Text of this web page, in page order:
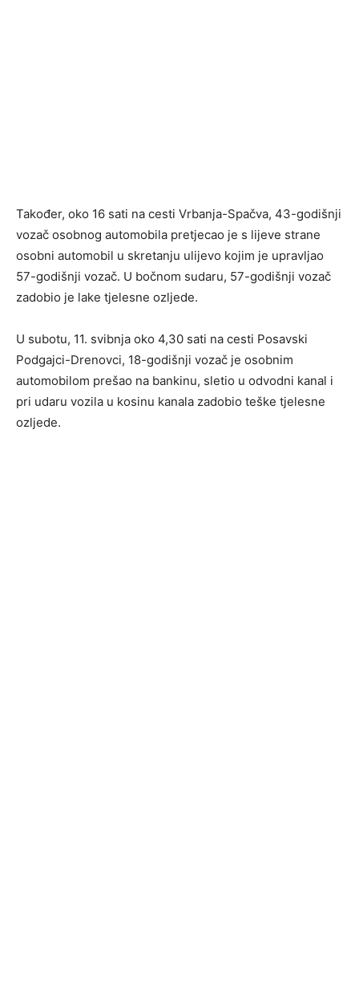
Također, oko 16 sati na cesti Vrbanja-Spačva, 43-godišnji
vozač osobnog automobila pretjecao je s lijeve strane
osobni automobil u skretanju ulijevo kojim je upravljao
57-godišnji vozač. U bočnom sudaru, 57-godišnji vozač
zadobio je lake tjelesne ozljede.
U subotu, 11. svibnja oko 4,30 sati na cesti Posavski
Podgajci-Drenovci, 18-godišnji vozač je osobnim
automobilom prešao na bankinu, sletio u odvodni kanal i
pri udaru vozila u kosinu kanala zadobio teške tjelesne
ozljede.